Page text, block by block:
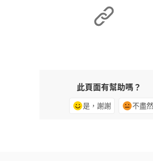
此頁面有幫助嗎？
是，謝謝 不盡然